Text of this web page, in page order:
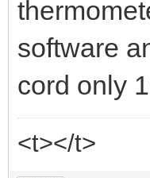
software
cord only
<t></t>